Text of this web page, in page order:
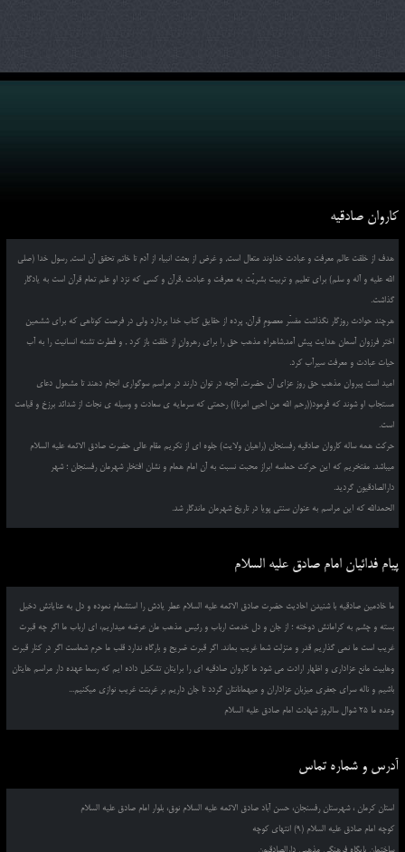
کاروان صادقیه
هدف از خلقت عالم معرفت و عبادت خداوند متعال است, و غرض از بعثت انبیاء از آدم تا خاتم تحقق آن است, رسول خدا (صلی
الله علیه و آله و سلم) برای تعلیم و تربیت بشریّت به معرفت و عبادت ,قرآن و کسی که نزد او علم تمام قرآن است به یادگار
گذاشت.
هرچند حوادث روزگار نگذاشت مفسّر معصومِ قرآن, پرده از حقایق کتاب خدا بردارد ولی در فرصت کوتاهی که برای ششمین
اختر فرزوان آسمان هدایت پیش آمد,شاهراه مذهب حق را برای رهروانِ از خلقت باز کرد , و فطرت تشنه انسانیت را به آب
حیات عبادت و معرفت سیرآب کرد.
امید است پیروان مذهب حق روز عزای آن حضرت, آنچه در توان دارند در مراسم سوگواری انجام دهند تا مشمول دعای
مستجاب او شوند که فرمود((رحم الله من احیی امرنا)) رحمتی که سرمایه ی سعادت و وسیله ی نجات از شدائد برزخ و قیامت
است.
حرکت همه ساله کاروان صادقیه رفسنجان (راهیان ولایت) جلوه ای از تکریم مقام عالی حضرت صادق الائمه علیه السلام
میباشد. مفتخریم که این حرکت حماسه ابراز محبت نسبت به آن امام همام و نشان افتخار شهرمان رفسنجان ؛ شهر
دارالصادقیون گردید.
الحمدالله که این مراسم به عنوان سنتی پویا در تاریخ شهرمان ماندگار شد.
پیام فدائیان امام صادق علیه السلام
ما خادمین صادقیه با شنیدن احادیث حضرت صادق الائمه علیه السلام عطر یادش را استشمام نموده و دل به عنایاتش دخیل
بسته و چشم به کراماتش دوخته ؛ از جان و دل خدمت ارباب و رئیس مذهب مان عرضه میداریم، ای ارباب ما اگر چه قبرت
غریب است ما نمی گذاریم قدر و منزلت شما غریب بماند. اگر قبرت ضریح و بارگاه ندارد قلب ما حرم شماست اگر در کنار قبرت
وهابیت مانع عزاداری و اظهار ارادت می شود ما کاروان صادقیه ای را برایتان تشکیل داده ایم که رسما عهده دار مراسم هایتان
باشیم و ناله سرای جعفری میزبان عزاداران و میهمانانتان گردد تا جان داریم بر غربتت غریب نوازی میکنیم...
وعده ما 25 شوال سالروز شهادت امام صادق علیه السلام
آدرس و شماره تماس
استان کرمان ، شهرستان رفسنجان، حسن آباد صادق الائمه علیه السلام نوق، بلوار امام صادق علیه السلام
کوچه امام صادق علیه السلام (9) انتهای کوچه